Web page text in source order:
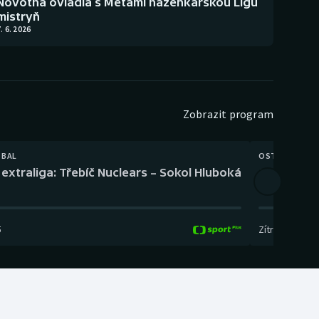
6. 2026
Zobrazit program
Třebíč Nuclears – Sokol Hluboká
OSTATNÍ
Zítra